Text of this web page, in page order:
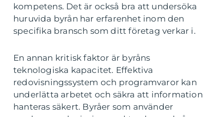
kompetens. Det är också bra att undersöka
huruvida byrån har erfarenhet inom den
specifika bransch som ditt företag verkar i.
En annan kritisk faktor är byråns
teknologiska kapacitet. Effektiva
redovisningssystem och programvaror kan
underlätta arbetet och säkra att information
hanteras säkert. Byråer som använder